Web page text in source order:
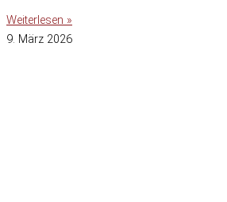
Weiterlesen »
9. März 2026